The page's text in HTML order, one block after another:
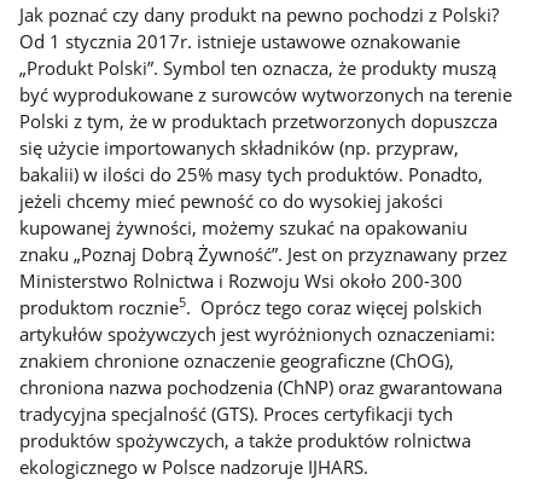
Jak poznać czy dany produkt na pewno pochodzi z Polski?
Od 1 stycznia 2017r. istnieje ustawowe oznakowanie
„Produkt Polski”. Symbol ten oznacza, że produkty muszą
być wyprodukowane z surowców wytworzonych na terenie
Polski z tym, że w produktach przetworzonych dopuszcza
się użycie importowanych składników (np. przypraw,
bakalii) w ilości do 25% masy tych produktów. Ponadto,
jeżeli chcemy mieć pewność co do wysokiej jakości
kupowanej żywności, możemy szukać na opakowaniu
znaku „Poznaj Dobrą Żywność”. Jest on przyznawany przez
Ministerstwo Rolnictwa i Rozwoju Wsi około 200-300
produktom rocznie5. Oprócz tego coraz więcej polskich
artykułów spożywczych jest wyróżnionych oznaczeniami:
znakiem chronione oznaczenie geograficzne (ChOG),
chroniona nazwa pochodzenia (ChNP) oraz gwarantowana
tradycyjna specjalność (GTS). Proces certyfikacji tych
produktów spożywczych, a także produktów rolnictwa
ekologicznego w Polsce nadzoruje IJHARS.